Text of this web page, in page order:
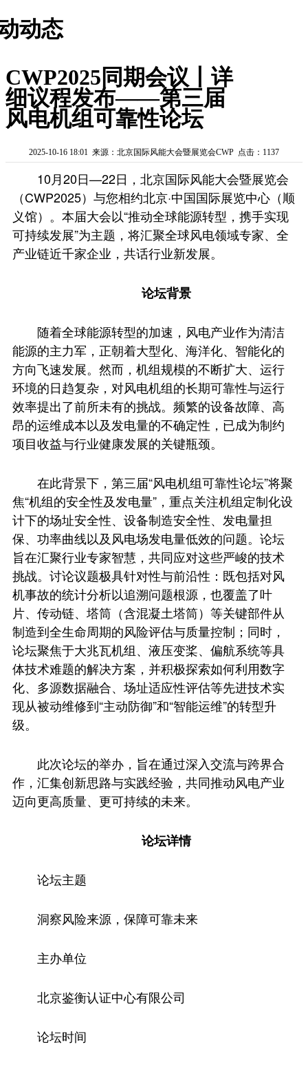
动态
CWP2025同期会议丨详
细议程发布——第三届
风电机组可靠性论坛
2025-10-16 18:01 来源：北京国际风能大会暨展览会CWP 点击：1137
10月20日—22日，北京国际风能大会暨展览会
（CWP2025）与您相约北京·中国国际展览中心（顺
义馆）。本届大会以“推动全球能源转型，携手实现
可持续发展”为主题，将汇聚全球风电领域专家、全
产业链近千家企业，共话行业新发展。
论坛背景
随着全球能源转型的加速，风电产业作为清洁
能源的主力军，正朝着大型化、海洋化、智能化的
方向飞速发展。然而，机组规模的不断扩大、运行
环境的日趋复杂，对风电机组的长期可靠性与运行
效率提出了前所未有的挑战。频繁的设备故障、高
昂的运维成本以及发电量的不确定性，已成为制约
项目收益与行业健康发展的关键瓶颈。
在此背景下，第三届“风电机组可靠性论坛”将聚
焦“机组的安全性及发电量”，重点关注机组定制化设
计下的场址安全性、设备制造安全性、发电量担
保、功率曲线以及风电场发电量低效的问题。论坛
旨在汇聚行业专家智慧，共同应对这些严峻的技术
挑战。讨论议题极具针对性与前沿性：既包括对风
机事故的统计分析以追溯问题根源，也覆盖了叶
片、传动链、塔筒（含混凝土塔筒）等关键部件从
制造到全生命周期的风险评估与质量控制；同时，
论坛聚焦于大兆瓦机组、液压变桨、偏航系统等具
体技术难题的解决方案，并积极探索如何利用数字
化、多源数据融合、场址适应性评估等先进技术实
现从被动维修到“主动防御”和“智能运维”的转型升
级。
此次论坛的举办，旨在通过深入交流与跨界合
作，汇集创新思路与实践经验，共同推动风电产业
迈向更高质量、更可持续的未来。
论坛详情
论坛主题
洞察风险来源，保障可靠未来
主办单位
北京鉴衡认证中心有限公司
论坛时间